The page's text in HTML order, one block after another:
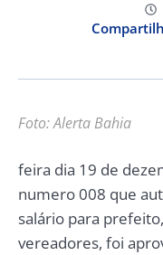
Foto: Alerta Bahia
feira dia 19 de
numero 008 que
salário para
vereadores, foi